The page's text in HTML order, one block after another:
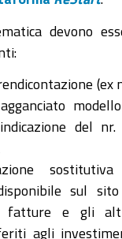
devono
(ex
del
sul
fatture e gli
agli